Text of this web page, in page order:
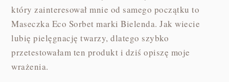
który zainteresował mnie od samego początku to
Maseczka Eco Sorbet marki Bielenda. Jak wiecie
lubię pielęgnację twarzy, dlatego szybko
przetestowałam ten produkt i dziś opiszę moje
wrażenia.